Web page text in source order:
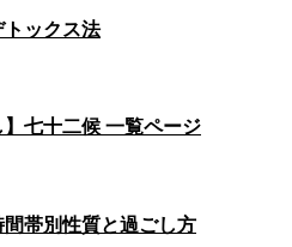
ックス法
】七十二候 一覧ページ
帯別性質と過ごし方